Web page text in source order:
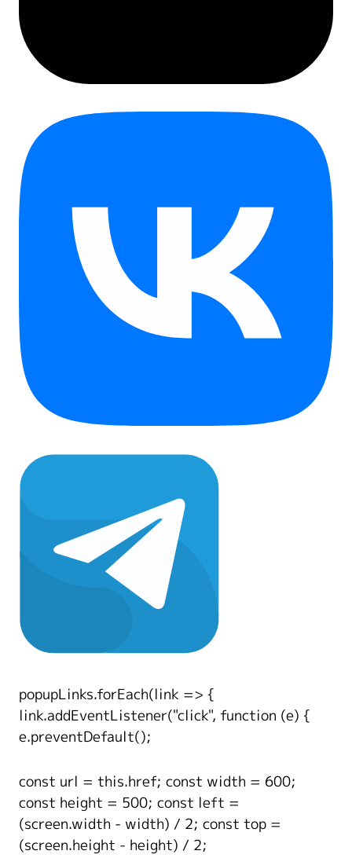
popupLinks.forEach(link => {
link.addEventListener("click", function (e) {
e.preventDefault();
const url = this.href; const width = 600;
const height = 500; const left =
(screen.width - width) / 2; const top =
(screen.height - height) / 2;